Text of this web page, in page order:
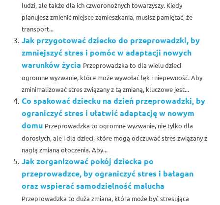
ludzi, ale także dla ich czworonożnych towarzyszy. Kiedy
planujesz zmienić miejsce zamieszkania, musisz pamiętać, że
transport...
Jak przygotować dziecko do przeprowadzki, by
zmniejszyć stres i pomóc w adaptacji nowych
warunków życia Przeprowadzka to dla wielu dzieci
ogromne wyzwanie, które może wywołać lęk i niepewność. Aby
zminimalizować stres związany z tą zmianą, kluczowe jest...
Co spakować dziecku na dzień przeprowadzki, by
ograniczyć stres i ułatwić adaptację w nowym
domu Przeprowadzka to ogromne wyzwanie, nie tylko dla
dorosłych, ale i dla dzieci, które mogą odczuwać stres związany z
nagłą zmianą otoczenia. Aby...
Jak zorganizować pokój dziecka po
przeprowadzce, by ograniczyć stres i bałagan
oraz wspierać samodzielność malucha
Przeprowadzka to duża zmiana, która może być stresująca